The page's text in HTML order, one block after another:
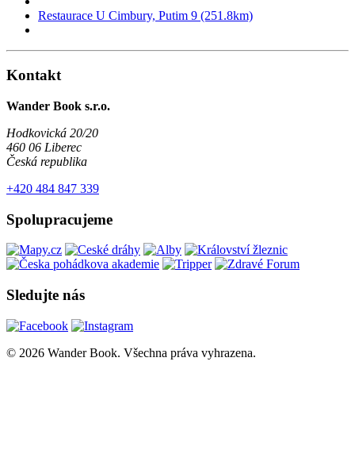
Restaurace U Cimbury, Putim 9 (251.8km)
Kontakt
Wander Book s.r.o.
Hodkovická 20/20
460 06 Liberec
Česká republika
+420 484 847 339
Spolupracujeme
Sledujte nás
© 2026 Wander Book. Všechna práva vyhrazena.